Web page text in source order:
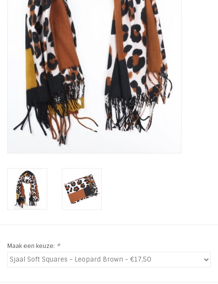
Fashion
ON THE BEACH
Charmin*s
Ohlala Jewels
LIFESTYLE PRODUCTEN
SALE
Blog
Maak een keuze: *